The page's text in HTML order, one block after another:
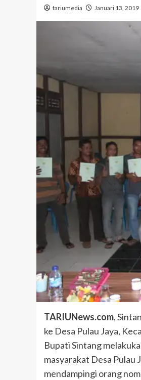
tariumedia Januari 13, 2019
TARIUNews.com,
ke Desa Pulau Jaya,
Bupati Sintang
masyarakat Desa Pulau
mendampingi orang